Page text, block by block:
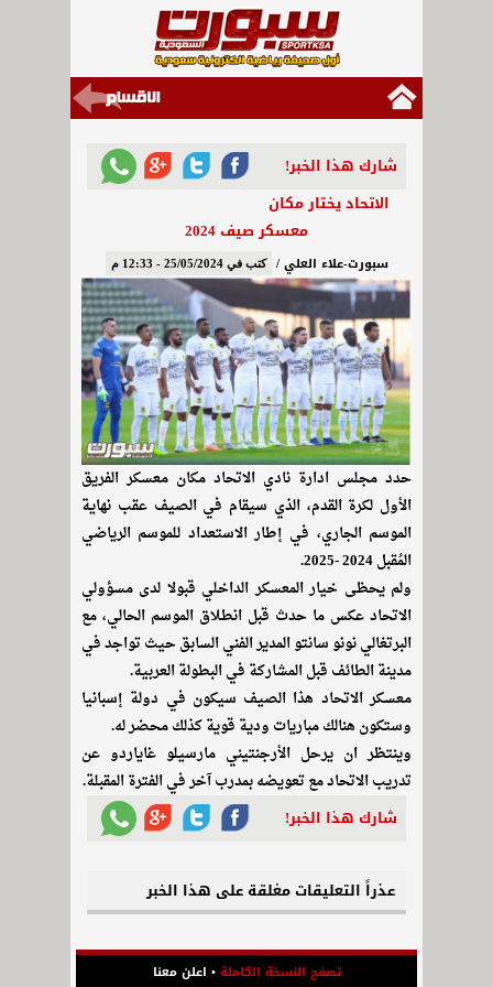
شارك هذا الخبر!
الاتحاد يختار مكان
معسكر صيف 2024
سبورت-علاء العلي / كتب في 25/05/2024 - 12:33 م
حدد مجلس ادارة نادي الاتحاد مكان معسكر الفريق
الأول لكرة القدم، الذي سيقام في الصيف عقب نهاية
الموسم الجاري، في إطار الاستعداد للموسم الرياضي
المُقبل 2024 -2025.
ولم يحظى خيار المعسكر الداخلي قبولا لدى مسؤولي
الاتحاد عكس ما حدث قبل انطلاق الموسم الحالي، مع
البرتغالي نونو سانتو المدير الفني السابق حيث تواجد في
مدينة الطائف قبل المشاركة في البطولة العربية.
معسكر الاتحاد هذا الصيف سيكون في دولة إسبانيا
وستكون هنالك مباريات ودية قوية كذلك محضر له.
وينتظر ان يرحل الأرجنتيني مارسيلو غاياردو عن
تدريب الاتحاد مع تعويضه بمدرب آخر في الفترة المقبلة.
شارك هذا الخبر!
عذراً التعليقات مغلقة على هذا الخبر
تصفح النسخة الكاملة• اعلن معنا